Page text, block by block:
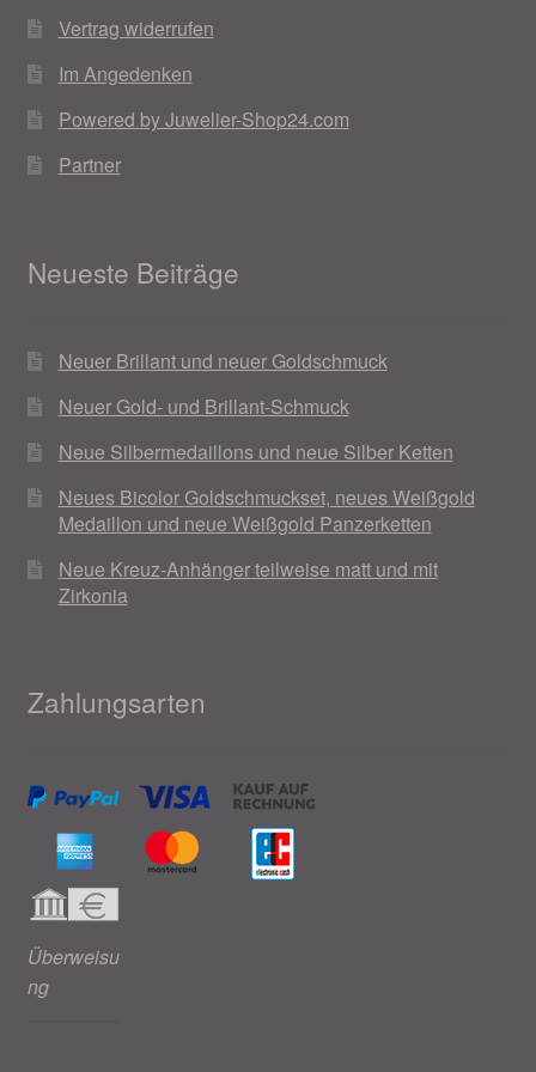
Vertrag widerrufen
Im Angedenken
Powered by Juwelier-Shop24.com
Partner
Neueste Beiträge
Neuer Brillant und neuer Goldschmuck
Neuer Gold- und Brillant-Schmuck
Neue Silbermedaillons und neue Silber Ketten
Neues Bicolor Goldschmuckset, neues Weißgold
Medaillon und neue Weißgold Panzerketten
Neue Kreuz-Anhänger teilweise matt und mit
Zirkonia
Zahlungsarten
Überweisu
ng